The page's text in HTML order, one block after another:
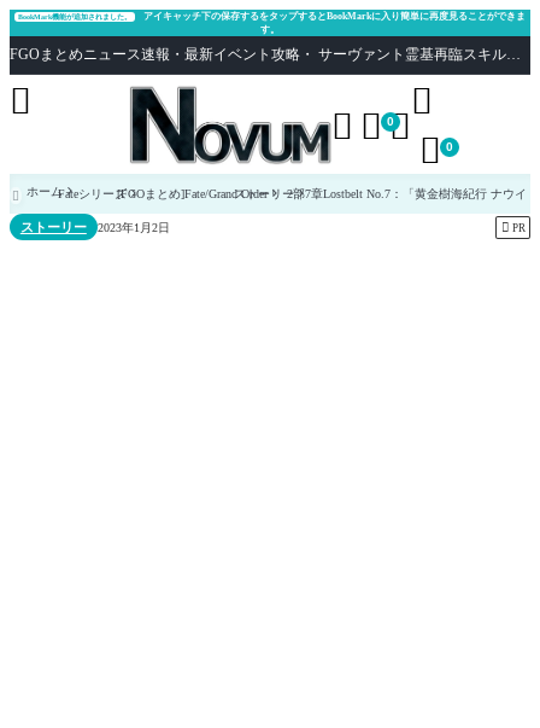
BookMark機能が追加されました。
アイキャッチ下の保存するをタップするとBookMarkに入り簡単に再度見ることができま
す。
FGOまとめニュース速報・最新イベント攻略・ サーヴァント霊基再臨スキル性能評価まとめ Fate/Grand Order
  0

 0

 ホームFateシリーズ[FGOまとめ]Fate/Grand Order
ストーリー2部7章Lostbelt No.7：「黄金樹海紀行 ナウイ
ストーリー 2023年1月2日  PR